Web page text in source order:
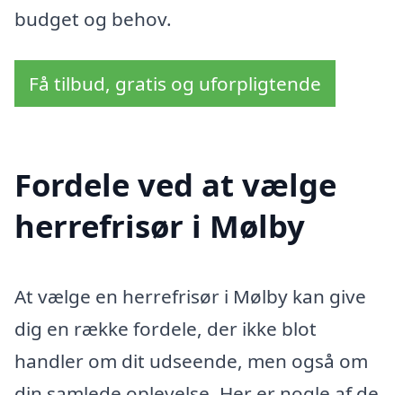
budget og behov.
Få tilbud, gratis og uforpligtende
Fordele ved at vælge
herrefrisør i Mølby
At vælge en herrefrisør i Mølby kan give
dig en række fordele, der ikke blot
handler om dit udseende, men også om